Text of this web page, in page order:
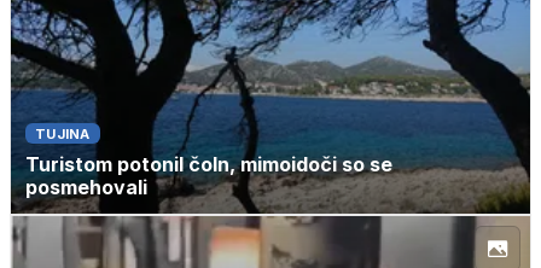
TUJINA
Turistom potonil čoln, mimoidoči so se
posmehovali